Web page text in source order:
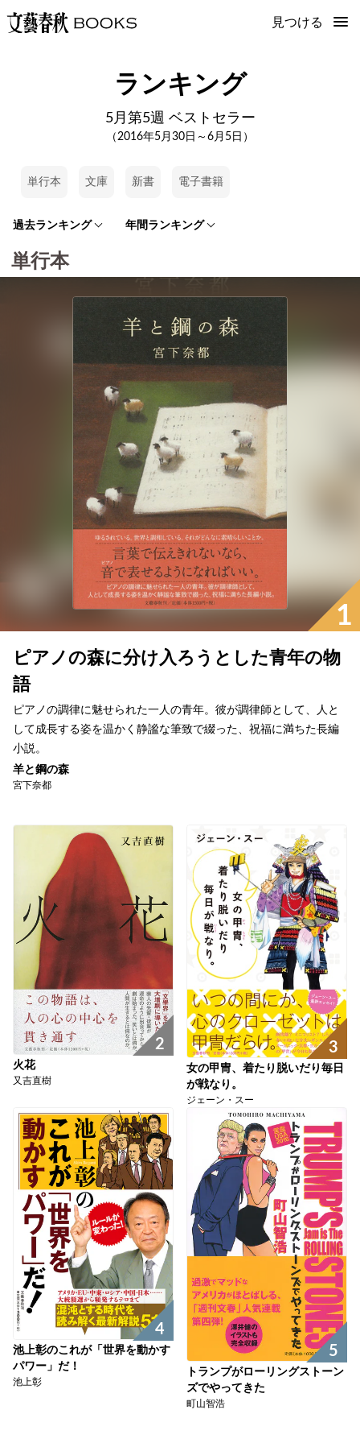
見つける
ランキング
5月第5週 ベストセラー
（2016年5月30日～6月5日）
単行本 文庫 新書 電子書籍
過去ランキング 年間ランキング
単行本
1
ピアノの森に分け入ろうとした青年の物
語
ピアノの調律に魅せられた一人の青年。彼が調律師として、人と
して成長する姿を温かく静謐な筆致で綴った、祝福に満ちた長編
小説。
羊と鋼の森
宮下奈都
2
火花
又吉直樹
3
女の甲冑、着たり脱いだり毎日
が戦なり。
ジェーン・スー
4
池上彰のこれが「世界を動かす
パワー」だ！
池上彰
5
トランプがローリングストーン
ズでやってきた
町山智浩